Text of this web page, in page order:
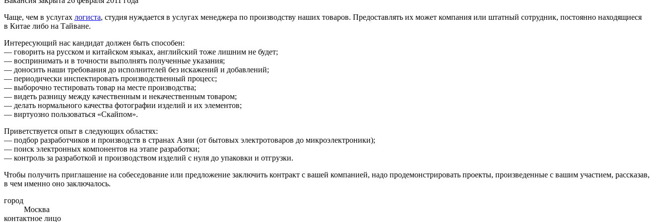
Чаще, чем в услугах логиста, студия нуждается в услугах менеджера по производству наших товаров. Предоставлять их может компания или штатный сотрудник, постоянно находящиеся
в Китае либо на Тайване.
Интересующий нас кандидат должен быть способен:
— говорить на русском и китайском языках, английский тоже лишним не будет;
— воспринимать и в точности выполнять полученные указания;
— доносить наши требования до исполнителей без искажений и добавлений;
— периодически инспектировать производственный процесс;
— выборочно тестировать товар на месте производства;
— видеть разницу между качественным и некачественным товаром;
— делать нормального качества фотографии изделий и их элементов;
— виртуозно пользоваться «Скайпом».
Приветствуется опыт в следующих областях:
— подбор разработчиков и производств в странах Азии (от бытовых электротоваров до микроэлектроники);
— поиск электронных компонентов на этапе разработки;
— контроль за разработкой и производством изделий с нуля до упаковки и отгрузки.
Чтобы получить приглашение на собеседование или предложение заключить контракт с вашей компанией, надо продемонстрировать проекты, произведенные с вашим участием, рассказав,
в чем именно оно заключалось.
город
Москва
контактное лицо